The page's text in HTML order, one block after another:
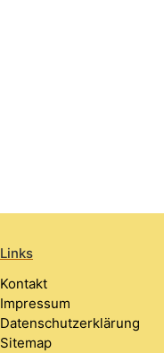
Links
Kontakt
Impressum
Datenschutzerklärung
Sitemap